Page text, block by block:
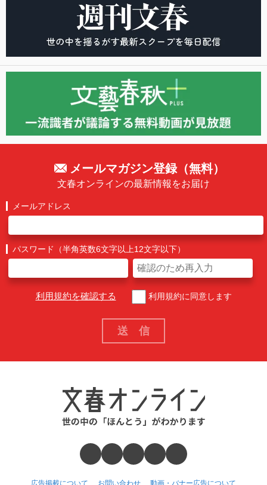
メールマガジン登録（無料）
文春オンラインの最新情報をお届け
メールアドレス
パスワード（半角英数6文字以上12文字以下）
利用規約を確認する 利用規約に同意します
広告掲載について お問い合わせ 動画・バナー広告について